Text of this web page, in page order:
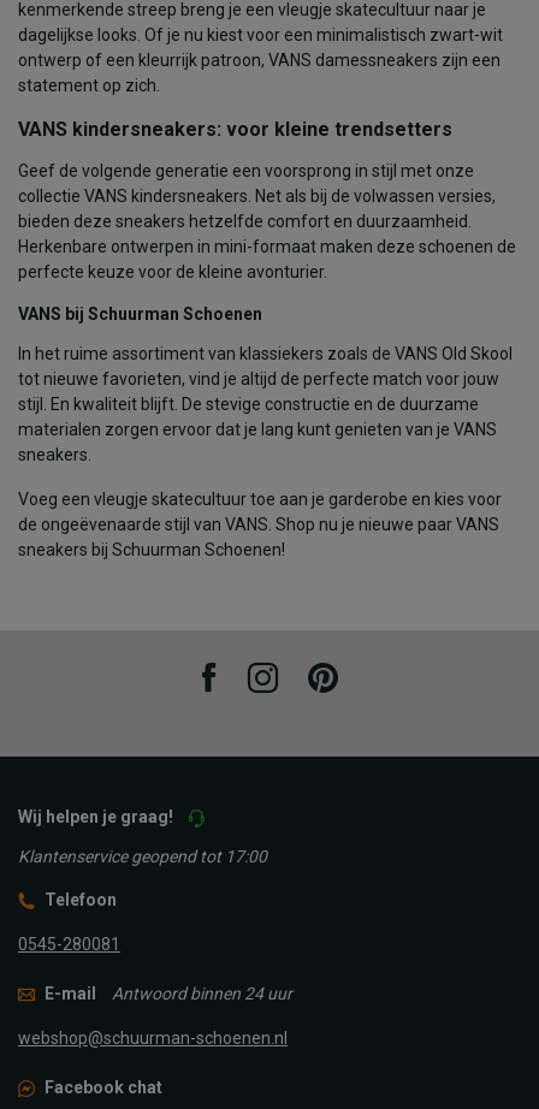
kenmerkende streep breng je een vleugje skatecultuur naar je
dagelijkse looks. Of je nu kiest voor een minimalistisch zwart-wit
ontwerp of een kleurrijk patroon, VANS damessneakers zijn een
statement op zich.
VANS kindersneakers: voor kleine trendsetters
Geef de volgende generatie een voorsprong in stijl met onze
collectie VANS kindersneakers. Net als bij de volwassen versies,
bieden deze sneakers hetzelfde comfort en duurzaamheid.
Herkenbare ontwerpen in mini-formaat maken deze schoenen de
perfecte keuze voor de kleine avonturier.
VANS bij Schuurman Schoenen
In het ruime assortiment van klassiekers zoals de VANS Old Skool
tot nieuwe favorieten, vind je altijd de perfecte match voor jouw
stijl. En kwaliteit blijft. De stevige constructie en de duurzame
materialen zorgen ervoor dat je lang kunt genieten van je VANS
sneakers.
Voeg een vleugje skatecultuur toe aan je garderobe en kies voor
de ongeëvenaarde stijl van VANS. Shop nu je nieuwe paar VANS
sneakers bij Schuurman Schoenen!
FacebookInstagramPinterest
Wij helpen je graag!
Klantenservice geopend tot 17:00
Telefoon
0545-280081
E-mail Antwoord binnen 24 uur
webshop@schuurman-schoenen.nl
Facebook chat